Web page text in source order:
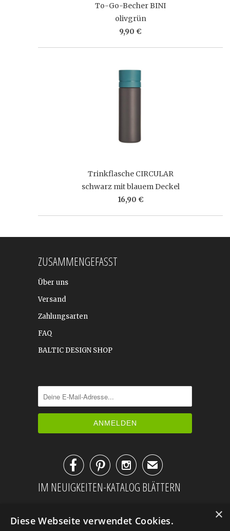
To-Go-Becher BINI
olivgrün
9,90 €
Trinkflasche CIRCULAR
schwarz mit blauem Deckel
16,90 €
ZUSAMMENGEFASST
Über uns
Versand
Zahlungsarten
FAQ
BALTIC DESIGN SHOP
✉
IM NEUIGKEITEN-KATALOG BLÄTTERN
×
Diese Webseite verwendet Cookies.